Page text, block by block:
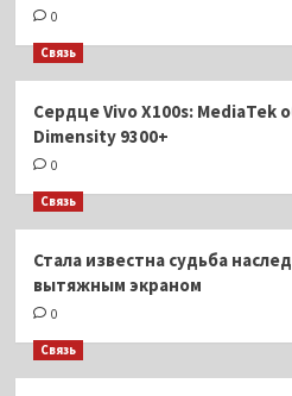
0
Связь
Сердце Vivo X100s: MediaTek
Dimensity 9300+
0
Связь
Стала известна судьба
вытяжным экраном
0
Связь